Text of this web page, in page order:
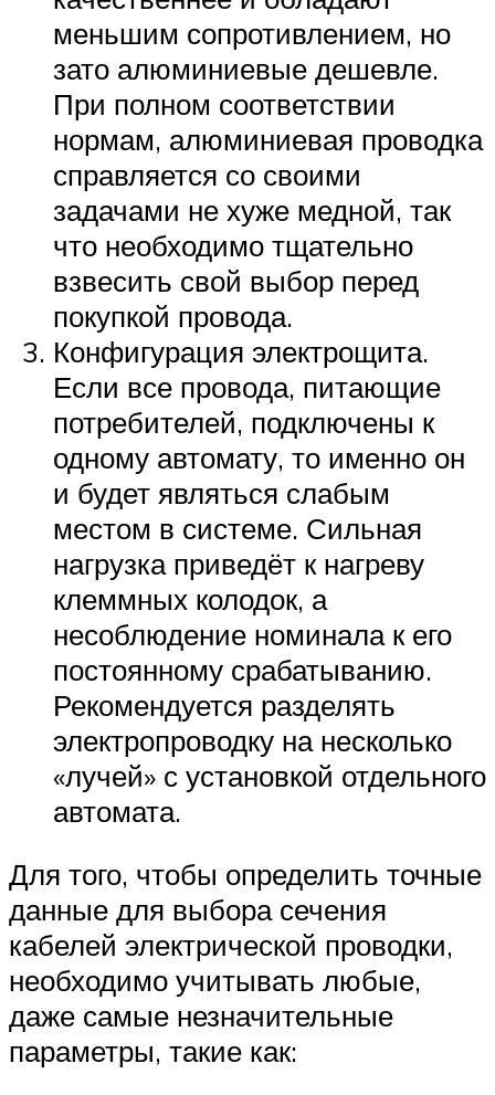
меньшим сопротивлением, но
зато алюминиевые дешевле.
При полном соответствии
нормам, алюминиевая проводка
справляется со своими
задачами не хуже медной, так
что необходимо тщательно
взвесить свой выбор перед
покупкой провода.
Конфигурация электрощита.
Если все провода, питающие
потребителей, подключены к
одному автомату, то именно он
и будет являться слабым
местом в системе. Сильная
нагрузка приведёт к нагреву
клеммных колодок, а
несоблюдение номинала к его
постоянному срабатыванию.
Рекомендуется разделять
электропроводку на несколько
«лучей» с установкой отдельного
автомата.
Для того, чтобы определить точные
данные для выбора сечения
кабелей электрической проводки,
необходимо учитывать любые,
даже самые незначительные
параметры, такие как: